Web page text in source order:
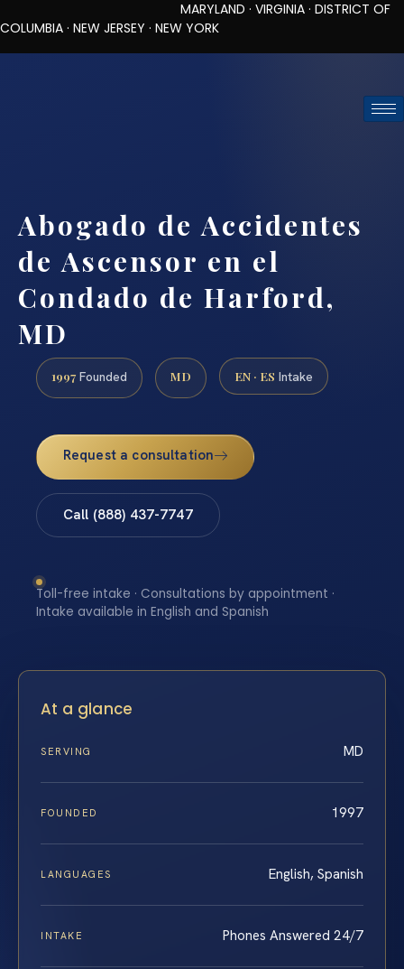
MARYLAND · VIRGINIA · DISTRICT OF
COLUMBIA · NEW JERSEY · NEW YORK
Abogado de Accidentes
de Ascensor en el
Condado de Harford,
MD
1997 Founded MD EN · ES Intake
Request a consultation
Call (888) 437-7747
Toll-free intake · Consultations by appointment ·
Intake available in English and Spanish
At a glance
SERVING MD
FOUNDED 1997
LANGUAGES English, Spanish
INTAKE Phones Answered 24/7